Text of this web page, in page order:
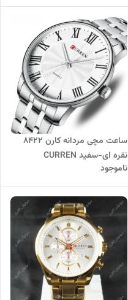
ساعت مچی مردانه کارن 8422
نقره ای-سفید CURREN
ناموجود